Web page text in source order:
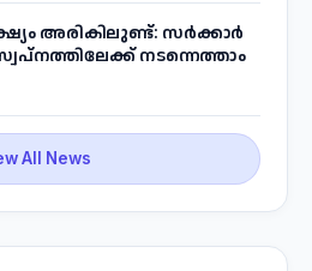
അരികിലുണ്ട്: സർക്കാർ
നടന്നെത്താം
All News